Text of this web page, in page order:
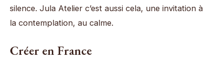
silence. Jula Atelier c’est aussi cela, une invitation à
la contemplation, au calme.
Créer en France